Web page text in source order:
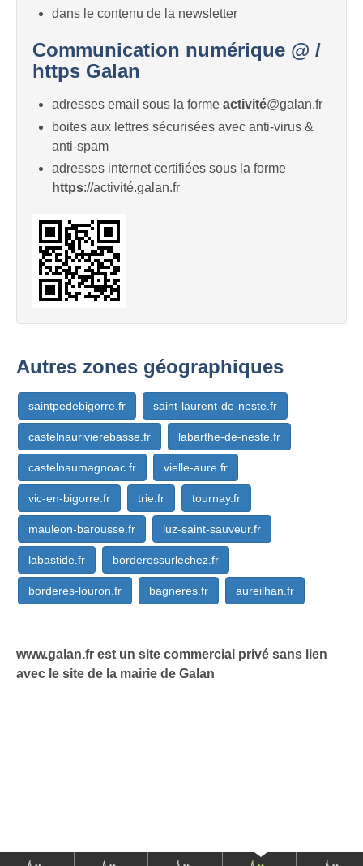
dans le contenu de la newsletter
Communication numérique @ /
https Galan
adresses email sous la forme activité@galan.fr
boites aux lettres sécurisées avec anti-virus &
anti-spam
adresses internet certifiées sous la forme
https://activité.galan.fr
Autres zones géographiques
saintpedebigorre.fr saint-laurent-de-neste.fr
castelnaurivierebasse.fr labarthe-de-neste.fr
castelnaumagnoac.fr vielle-aure.fr
vic-en-bigorre.fr trie.fr tournay.fr
mauleon-barousse.fr luz-saint-sauveur.fr
labastide.fr borderessurlechez.fr
borderes-louron.fr bagneres.fr aureilhan.fr
www.galan.fr est un site commercial privé sans lien
avec le site de la mairie de Galan